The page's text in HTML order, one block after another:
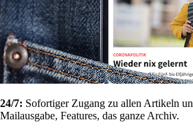
24/7: Sofortiger Zugang zu allen Artikeln
Mailausgabe, Features, das ganze Archiv.